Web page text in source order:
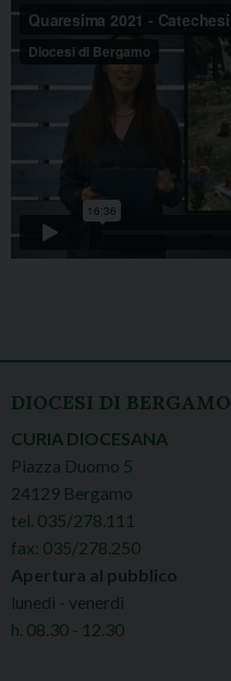
DIOCESI DI BERGAMO
CURIA DIOCESANA
Piazza Duomo 5
24129 Bergamo
tel. 035/278.111
fax: 035/278.250
Apertura al pubblico
lunedì - venerdì
h. 08.30 - 12.30